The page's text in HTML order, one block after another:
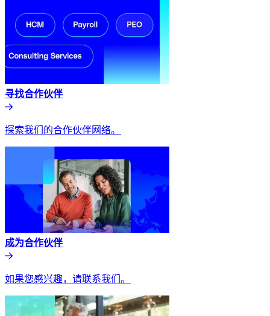
寻找合作伙伴​​
探索我们的合作伙伴网络。​​
成为合作伙伴​​
如果您感兴趣，请联系我们。​​